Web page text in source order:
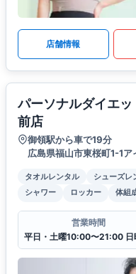
店舗情報
パーソナルダイエ
前店
御領駅から車で19分
広島県福山市東桜町1-1
タオルレンタル シューズレ
シャワー
ロッカー 体組
営業時間